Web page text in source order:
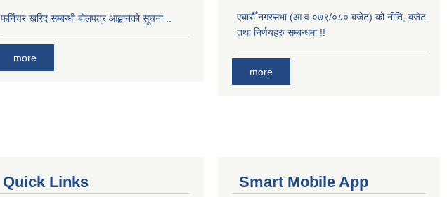
फर्निचर खरिद सम्बन्धी बोलपत्र आह्वानको सूचना ..
more
एघारौँ नगरसभा (आ.व.०७९/०८० बजेट) को नीति, बजेट
तथा निर्णयहरु सम्बन्धमा !!
more
Quick Links Smart Mobile App